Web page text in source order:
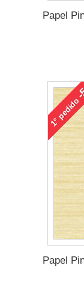
Papel
1°
pedido
-
Papel